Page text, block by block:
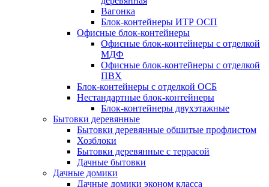
Вагонка
Блок-контейнеры ИТР ОСП
Офисные блок-контейнеры
Офисные блок-контейнеры с отделкой
МДФ
Офисные блок-контейнеры с отделкой
ПВХ
Блок-контейнеры с отделкой ОСБ
Нестандартные блок-контейнеры
Блок-контейнеры двухэтажные
Бытовки деревянные
Бытовки деревянные обшитые профлистом
Хозблоки
Бытовки деревянные с террасой
Дачные бытовки
Дачные домики
Дачные домики эконом класса